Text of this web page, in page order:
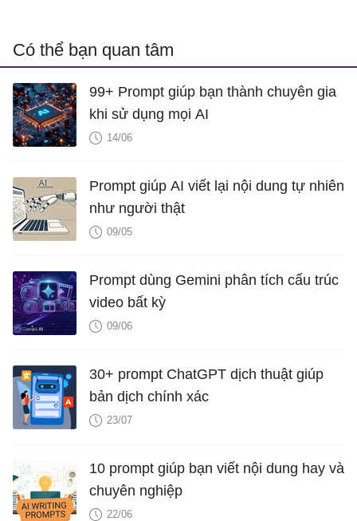
Có thể bạn quan tâm
99+ Prompt giúp bạn thành chuyên gia
khi sử dụng mọi AI
14/06
Prompt giúp AI viết lại nội dung tự nhiên
như người thật
09/05
Prompt dùng Gemini phân tích cấu trúc
video bất kỳ
09/06
30+ prompt ChatGPT dịch thuật giúp
bản dịch chính xác
23/07
10 prompt giúp bạn viết nội dung hay và
chuyên nghiệp
22/06